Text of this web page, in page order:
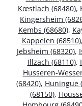
Kœstlach (68480),
Kingersheim
Kembs (68680),
Kappelen (68510),
Jebsheim (68320),
Illzach (68110),
Husseren-
(68420), Huningue
(68150),